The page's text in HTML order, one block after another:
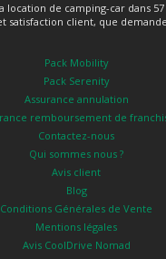
location de camping-car dans 57
satisfaction client, que
Pack Mobility
Pack Serenity
Assurance annulation
remboursement de
Contactez-nous
Qui sommes nous ?
Avis client
Blog
Conditions Générales de Vente
Mentions légales
Avis CoolDrive Nomad